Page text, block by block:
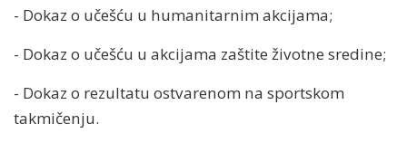
- Dokaz o učešću u humanitarnim akcijama;
- Dokaz o učešću u akcijama zaštite životne sredine;
- Dokaz o rezultatu ostvarenom na sportskom
takmičenju.